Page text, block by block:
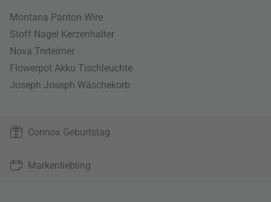
Montana Panton Wire
Stoff Nagel Kerzenhalter
Nova Treteimer
Flowerpot Akku Tischleuchte
Joseph Joseph Wäschekorb
Connox Geburtstag
Markenliebling